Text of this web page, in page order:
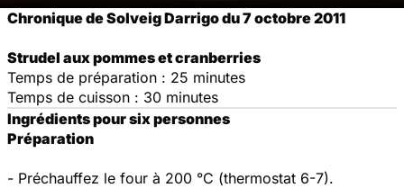
Chronique de Solveig Darrigo du 7 octobre 2011
Strudel aux pommes et cranberries
Temps de préparation : 25 minutes
Temps de cuisson : 30 minutes
Ingrédients pour six personnes
Préparation
- Préchauffez le four à 200 °C (thermostat 6-7).